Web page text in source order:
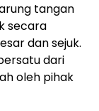
tangan
secara
dan sejuk.
dari
oleh pihak